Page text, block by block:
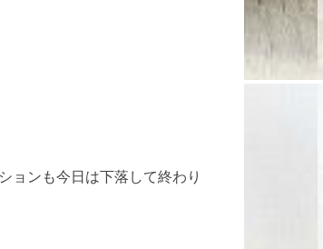
ョンも今日は下落して終わり